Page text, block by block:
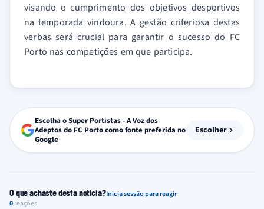
visando o cumprimento dos objetivos desportivos
na temporada vindoura. A gestão criteriosa destas
verbas será crucial para garantir o sucesso do FC
Porto nas competições em que participa.
Escolha o Super Portistas - A Voz dos
Adeptos do FC Porto como fonte preferida no
Google
Escolher
O que achaste desta notícia?Inicia sessão para reagir
0reações